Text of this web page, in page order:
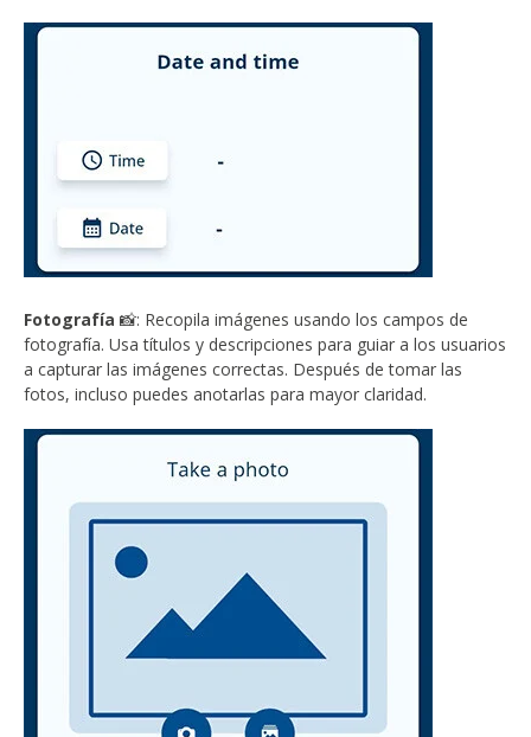
Fotografía 📸: Recopila imágenes usando los campos de
fotografía. Usa títulos y descripciones para guiar a los usuarios
a capturar las imágenes correctas. Después de tomar las
fotos, incluso puedes anotarlas para mayor claridad.